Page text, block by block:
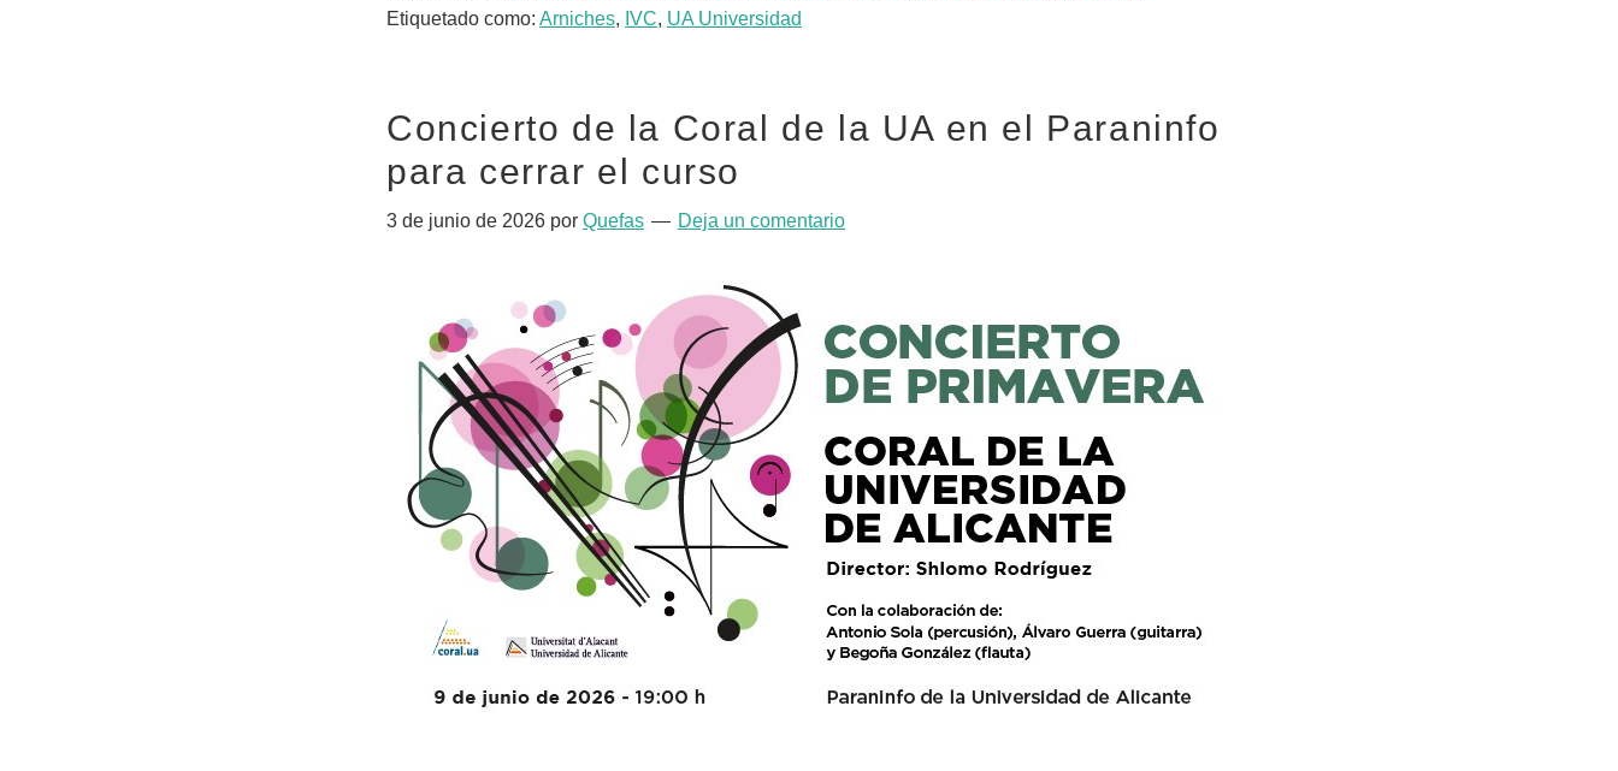
Etiquetado como: Arniches, IVC, UA Universidad
Concierto de la Coral de la UA en el Paraninfo
para cerrar el curso
3 de junio de 2026 por Quefas Deja un comentario